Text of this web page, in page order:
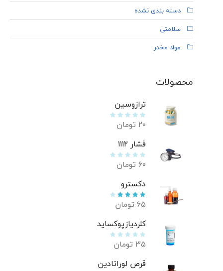
دسته بندی نشده
سلامتی
مواد مخدر
محصولات
ترازوسین
۲۰ تومان
فشار ۱۱۱۲
۶۰ تومان
دکسترو
۶۵ تومان
کلردیازپوکساید
۳۵ تومان
قرص لوراتادین